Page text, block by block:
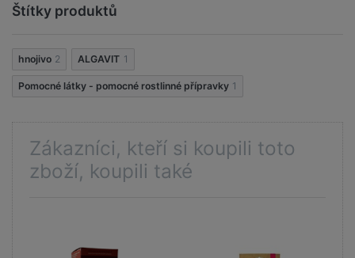
Štítky produktů
hnojivo 2 ALGAVIT 1
Pomocné látky - pomocné rostlinné přípravky 1
Zákazníci, kteří si koupili toto
zboží, koupili také